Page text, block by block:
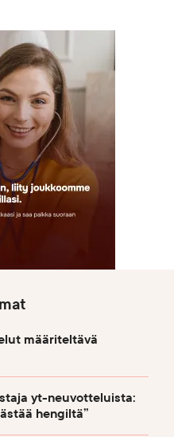
määriteltävä
yt-neuvotteluista:
hengiltä”